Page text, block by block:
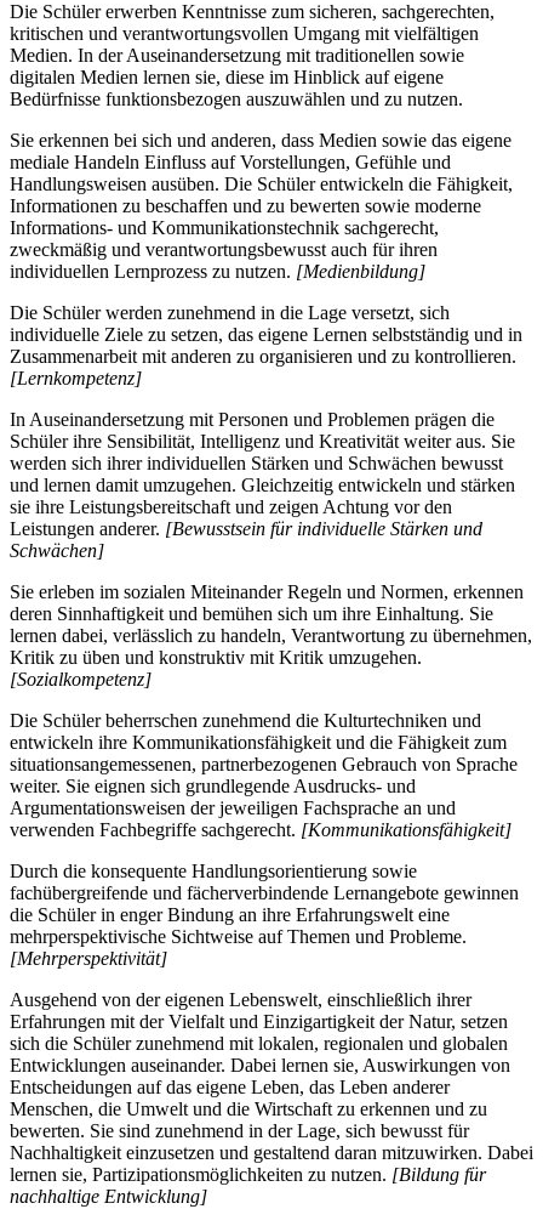
Die Schüler erwerben Kenntnisse zum sicheren, sachgerechten,
kritischen und verantwortungsvollen Umgang mit vielfältigen
Medien. In der Auseinandersetzung mit traditionellen sowie
digitalen Medien lernen sie, diese im Hinblick auf eigene
Bedürfnisse funktionsbezogen auszuwählen und zu nutzen.
Sie erkennen bei sich und anderen, dass Medien sowie das eigene
mediale Handeln Einfluss auf Vorstellungen, Gefühle und
Handlungsweisen ausüben. Die Schüler entwickeln die Fähigkeit,
Informationen zu beschaffen und zu bewerten sowie moderne
Informations- und Kommunikationstechnik sachgerecht,
zweckmäßig und verantwortungsbewusst auch für ihren
individuellen Lernprozess zu nutzen. [Medienbildung]
Die Schüler werden zunehmend in die Lage versetzt, sich
individuelle Ziele zu setzen, das eigene Lernen selbstständig und in
Zusammenarbeit mit anderen zu organisieren und zu kontrollieren.
[Lernkompetenz]
In Auseinandersetzung mit Personen und Problemen prägen die
Schüler ihre Sensibilität, Intelligenz und Kreativität weiter aus. Sie
werden sich ihrer individuellen Stärken und Schwächen bewusst
und lernen damit umzugehen. Gleichzeitig entwickeln und stärken
sie ihre Leistungsbereitschaft und zeigen Achtung vor den
Leistungen anderer. [Bewusstsein für individuelle Stärken und
Schwächen]
Sie erleben im sozialen Miteinander Regeln und Normen, erkennen
deren Sinnhaftigkeit und bemühen sich um ihre Einhaltung. Sie
lernen dabei, verlässlich zu handeln, Verantwortung zu übernehmen,
Kritik zu üben und konstruktiv mit Kritik umzugehen.
[Sozialkompetenz]
Die Schüler beherrschen zunehmend die Kulturtechniken und
entwickeln ihre Kommunikationsfähigkeit und die Fähigkeit zum
situationsangemessenen, partnerbezogenen Gebrauch von Sprache
weiter. Sie eignen sich grundlegende Ausdrucks- und
Argumentationsweisen der jeweiligen Fachsprache an und
verwenden Fachbegriffe sachgerecht. [Kommunikationsfähigkeit]
Durch die konsequente Handlungsorientierung sowie
fachübergreifende und fächerverbindende Lernangebote gewinnen
die Schüler in enger Bindung an ihre Erfahrungswelt eine
mehrperspektivische Sichtweise auf Themen und Probleme.
[Mehrperspektivität]
Ausgehend von der eigenen Lebenswelt, einschließlich ihrer
Erfahrungen mit der Vielfalt und Einzigartigkeit der Natur, setzen
sich die Schüler zunehmend mit lokalen, regionalen und globalen
Entwicklungen auseinander. Dabei lernen sie, Auswirkungen von
Entscheidungen auf das eigene Leben, das Leben anderer
Menschen, die Umwelt und die Wirtschaft zu erkennen und zu
bewerten. Sie sind zunehmend in der Lage, sich bewusst für
Nachhaltigkeit einzusetzen und gestaltend daran mitzuwirken. Dabei
lernen sie, Partizipationsmöglichkeiten zu nutzen. [Bildung für
nachhaltige Entwicklung]